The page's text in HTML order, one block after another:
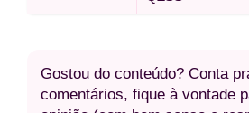
Gostou do conteúdo? Conta
comentários, fique à vontade